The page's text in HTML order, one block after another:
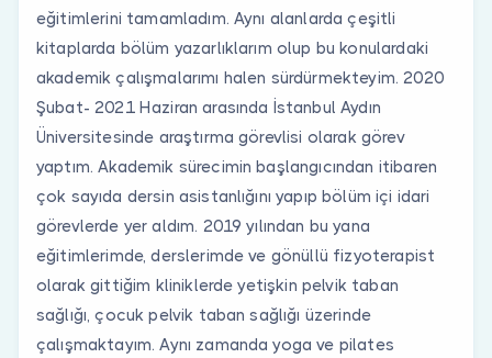
eğitimlerini tamamladım. Aynı alanlarda çeşitli
kitaplarda bölüm yazarlıklarım olup bu konulardaki
akademik çalışmalarımı halen sürdürmekteyim. 2020
Şubat- 2021 Haziran arasında İstanbul Aydın
Üniversitesinde araştırma görevlisi olarak görev
yaptım. Akademik sürecimin başlangıcından itibaren
çok sayıda dersin asistanlığını yapıp bölüm içi idari
görevlerde yer aldım. 2019 yılından bu yana
eğitimlerimde, derslerimde ve gönüllü fizyoterapist
olarak gittiğim kliniklerde yetişkin pelvik taban
sağlığı, çocuk pelvik taban sağlığı üzerinde
çalışmaktayım. Aynı zamanda yoga ve pilates